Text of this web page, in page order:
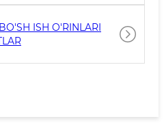
ISH O'RINLARI